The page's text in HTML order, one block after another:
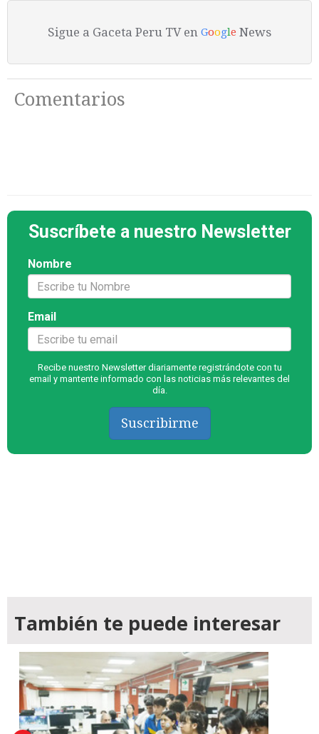
Sigue a Gaceta Peru TV en Google News
Comentarios
Suscríbete a nuestro Newsletter
Nombre
Email
Recibe nuestro Newsletter diariamente registrándote con tu
email y mantente informado con las noticias más relevantes del
día.
Suscribirme
También te puede interesar